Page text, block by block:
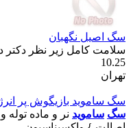
سگ اصيل نگهبان
سلامت کامل زير نظر دکتر
10.25
تهران
سگ سامويد بازيگوش پر
سگ سامويد نر و ماده توله